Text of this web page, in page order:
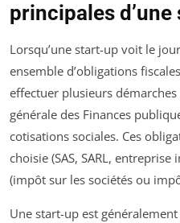
principales
Lorsqu’une start-up voit le
ensemble d’obligations
effectuer plusieurs
générale des Finances
cotisations sociales. Ces
choisie (SAS, SARL,
(impôt sur les sociétés ou
Une start-up est